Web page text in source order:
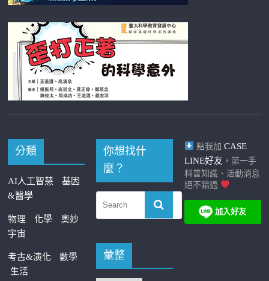
分類
AI人工智慧
基因
&醫學
物理 化學
奧妙
宇宙
考古&演化
數學
生活
你想找什
麼？
彙整
點我加 CASE
LINE好友 ，第一手
科普知識、活動消息
絕不錯過